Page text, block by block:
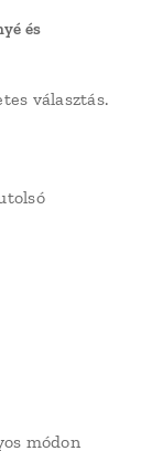
és
választás.
módon